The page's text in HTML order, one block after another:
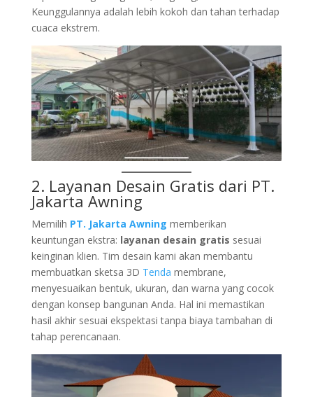
Keunggulannya adalah lebih kokoh dan tahan terhadap
cuaca ekstrem.
2. Layanan Desain Gratis dari PT.
Jakarta Awning
Memilih PT. Jakarta Awning memberikan
keuntungan ekstra: layanan desain gratis sesuai
keinginan klien. Tim desain kami akan membantu
membuatkan sketsa 3D Tenda membrane,
menyesuaikan bentuk, ukuran, dan warna yang cocok
dengan konsep bangunan Anda. Hal ini memastikan
hasil akhir sesuai ekspektasi tanpa biaya tambahan di
tahap perencanaan.